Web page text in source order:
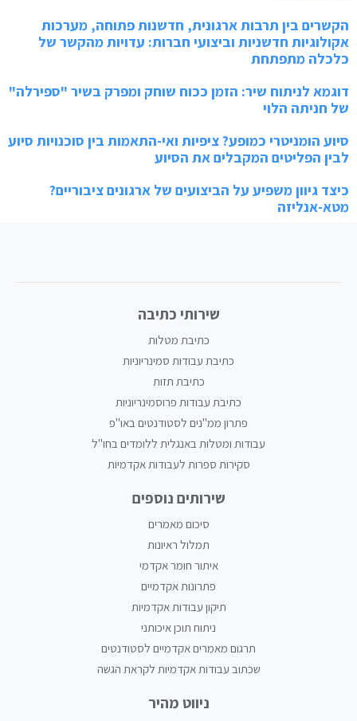
הקשרים בין תרבות ארגונית, חדשנות פתוחה, מערכות
אקולוגיות חדשניות וביצועי חברות: עדויות מהקשר של
כלכלה מתפתחת
דוגמא לניתוח שיר: הזמן ככוח שוחק ומפרק בשיר "ספירלה"
של חניתה הלוי
סיוע הומניטרי כמופע? ציפיות ואי-התאמות בין סוכנויות סיוע
לבין הפליטים המקבלים את הסיוע
כיצד גיוון משפיע על הביצועים של ארגונים ציבוריים?
מטא-אנליזה
שירותי כתיבה
כתיבת מטלות
כתיבת עבודות סמינריוניות
כתיבת תזות
כתיבת עבודות פרוסמינריוניות
פתרון ממ"נים לסטודנטים באו"פ
עבודות ומטלות באנגלית ללומדים בחו"ל
סקירות ספרות לעבודות אקדמיות
שירותים נוספים
סיכום מאמרים
תמלול ראיונות
איתור חומר אקדמי
פתרונות אקדמיים
תיקון עבודות אקדמיות
ניתוח תוכן איכותני
תרגום מאמרים אקדמיים לסטודנטים
שכתוב עבודות אקדמיות לקראת הגשה
ניווט מהיר